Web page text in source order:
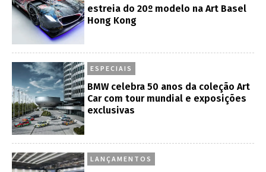
estreia do 20º modelo na Art Basel
Hong Kong
ESPECIAIS
BMW celebra 50 anos da coleção Art
Car com tour mundial e exposições
exclusivas
LANÇAMENTOS